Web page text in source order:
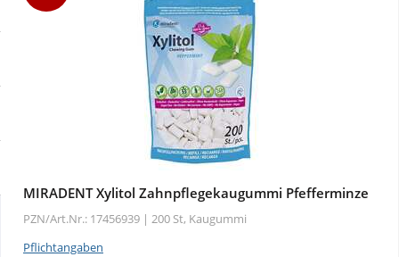
Sale
Körperpflege & Kosmetik
Natur & Homöopathie
Physiogel
MIRADENT Xylitol Zahnpflegekaugummi Pfefferminze
PZN/Art.Nr.: 17456939 | 200 St, Kaugummi
Pflichtangaben